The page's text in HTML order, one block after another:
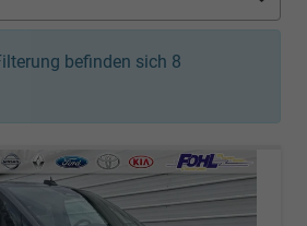
befinden sich 8